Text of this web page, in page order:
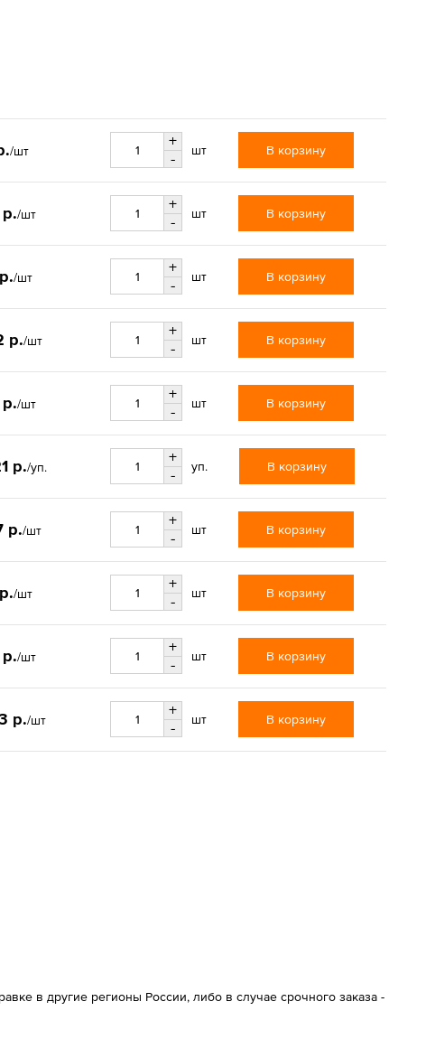
/шт
+
-
шт В корзину
/шт
+
-
шт В корзину
/шт
+
-
шт В корзину
р./шт
+
-
шт В корзину
/шт
+
-
шт В корзину
р./уп.
+
-
уп. В корзину
р./шт
+
-
шт В корзину
/шт
+
-
шт В корзину
/шт
+
-
шт В корзину
р./шт
+
-
шт В корзину
в другие регионы России, либо в случае срочного заказа -